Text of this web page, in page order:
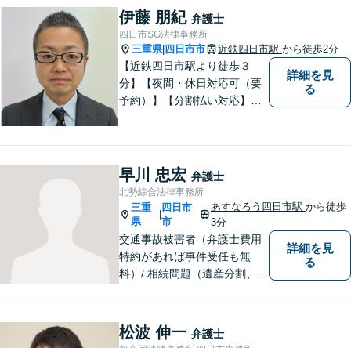
【離婚・男女問題の経験多
数】
伊藤 朋紀 弁護士
四日市SG法律事務所
三重県| 四日市市 近鉄四日市駅 から徒歩2分
【近鉄四日市駅より徒歩３
分】【夜間・休日対応可（要
予約）】【分割払い対応】
して、一緒に解決方法を考え
る手助けをさせていただけれ
ばと思いますので、お気軽に
ご相談ください。
詳細を見
る
早川 忠宏 弁護士
北勢綜合法律事務所
三重
県
四日市
市
あすなろう四日市駅 から徒歩
3分
交通事故被害者（弁護士費用
特約があれば事件受任も無
料）/ 相続問題（遺産分割、遺
さい。
詳細を見
る
松波 伸一 弁護士